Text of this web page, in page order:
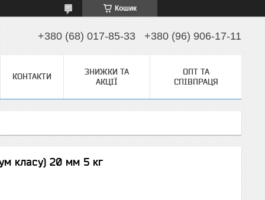
Кошик
+380 (68) 017-85-33 +380 (96) 906-17-11
КОНТАКТИ
ЗНИЖКИ ТА
АКЦІЇ
ОПТ ТА
СПІВПРАЦЯ
класу) 20 мм 5 кг